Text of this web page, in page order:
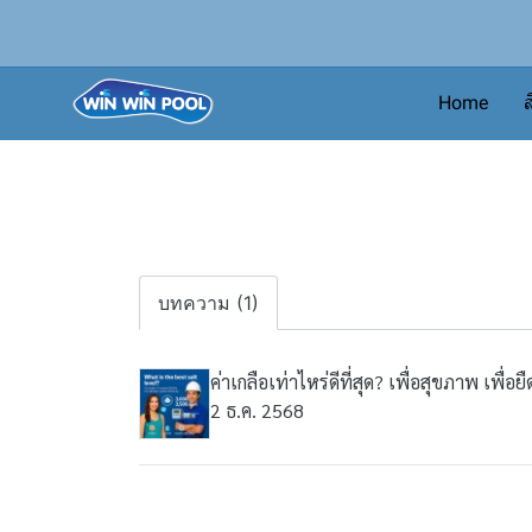
Home
บทความ (1)
ค่าเกลือเท่าไหร่ดีที่สุด? เพื่อสุขภาพ เพื่อ
2 ธ.ค. 2568